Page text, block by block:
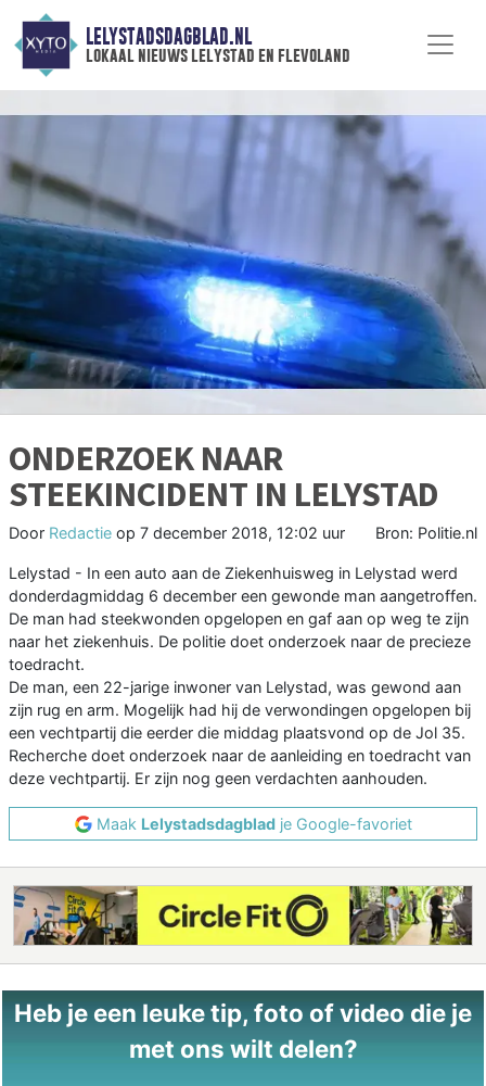
LELYSTADSDAGBLAD.NL
lokaal nieuws lelystad en flevoland
ONDERZOEK NAAR
STEEKINCIDENT IN LELYSTAD
Door Redactie op 7 december 2018, 12:02 uur Bron: Politie.nl
Lelystad - In een auto aan de Ziekenhuisweg in Lelystad werd
donderdagmiddag 6 december een gewonde man aangetroffen.
De man had steekwonden opgelopen en gaf aan op weg te zijn
naar het ziekenhuis. De politie doet onderzoek naar de precieze
toedracht.
De man, een 22-jarige inwoner van Lelystad, was gewond aan
zijn rug en arm. Mogelijk had hij de verwondingen opgelopen bij
een vechtpartij die eerder die middag plaatsvond op de Jol 35.
Recherche doet onderzoek naar de aanleiding en toedracht van
deze vechtpartij. Er zijn nog geen verdachten aanhouden.
Maak Lelystadsdagbladje Google-favoriet
Heb je een leuke tip, foto of video die je
met ons wilt delen?